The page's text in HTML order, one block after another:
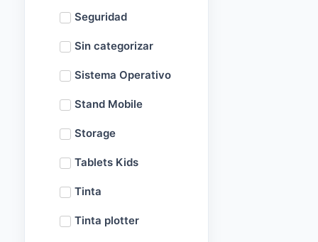
Seguridad
Sin categorizar
Sistema Operativo
Stand Mobile
Storage
Tablets Kids
Tinta
Tinta plotter